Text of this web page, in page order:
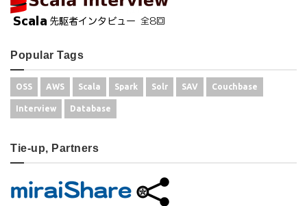
Popular Tags
OSS AWS Scala Spark Solr SAV Couchbase
Interview Database
Tie-up, Partners